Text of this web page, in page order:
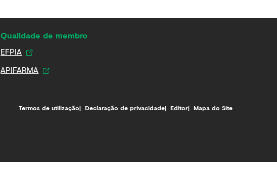
Qualidade de membro
EFPIA
APIFARMA
Termos de utilização Declaração de privacidade Editor Mapa do Site